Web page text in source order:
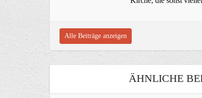
Alle Beiträge anzeigen
ÄHNLICHE